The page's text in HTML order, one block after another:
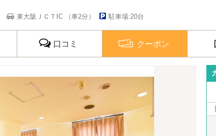
東大阪ＪＣＴIC （車2分） 駐車場:20台
口コミ クーポン